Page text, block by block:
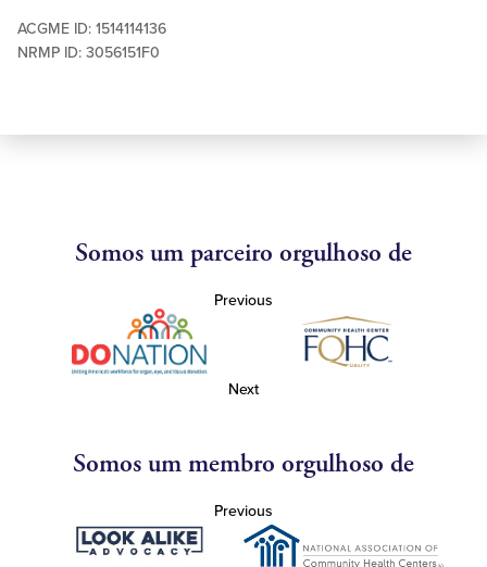
ACGME ID: 1514114136
NRMP ID: 3056151F0
Somos um parceiro orgulhoso de
Previous
Next
Somos um membro orgulhoso de
Previous